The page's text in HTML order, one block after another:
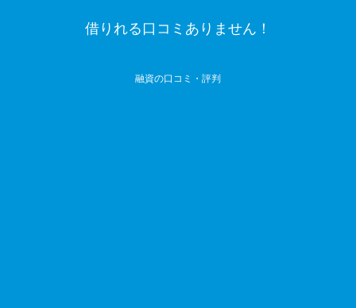
借りれる口コミありません！
融資の口コミ・評判